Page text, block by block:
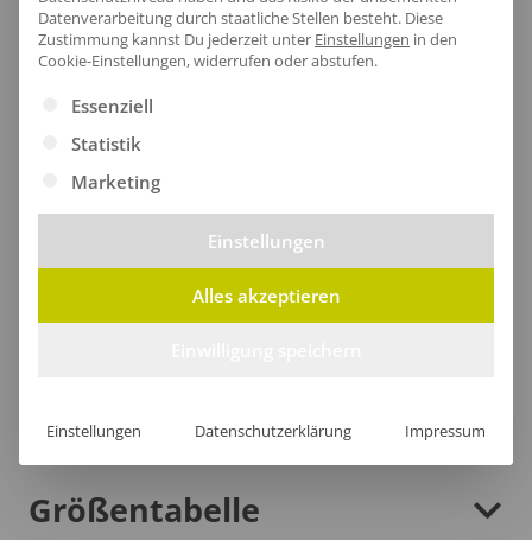
Robuster Saum
Der untere Saum des T-Shirts bietet nicht nur einen
modernen Look, sondern sorgt auch für ultimativen
Größentabelle
Datenverarbeitung durch staatliche Stellen besteht. Diese
Zustimmung kannst Du jederzeit unter Einstellungen in den
Cookie-Einstellungen, widerrufen oder abstufen.
Es folgt eine Liste der Service-Gruppen, für die eine
Essenziell
Statistik
Marketing
Einstellungen
Alles akzeptieren
Einstellungen Datenschutzerklärung Impressum